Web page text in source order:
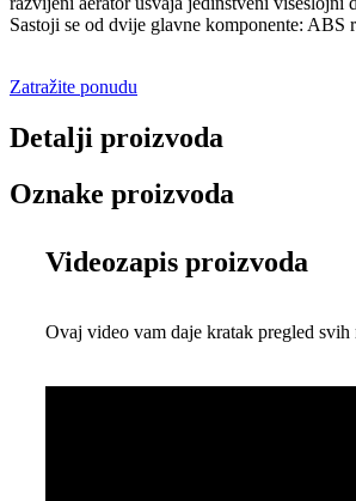
Sastoji se od dvije glavne komponente:
Zatražite ponudu
Detalji proizvoda
Oznake proizvoda
Videozapis proizvoda
Ovaj video vam daje kratak pregled